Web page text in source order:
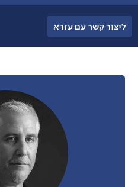
ליצור קשר עם עזרא